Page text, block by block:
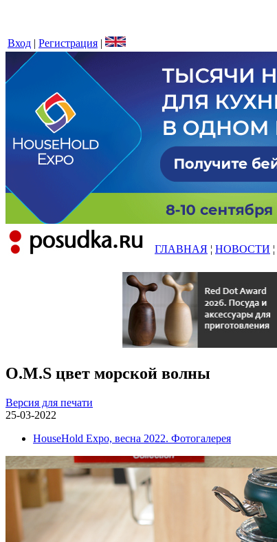
Вход | Регистрация |
ГЛАВНАЯ ¦ НОВОСТИ ¦
O.M.S цвет морской волны
Версия для печати
25-03-2022
HouseHold Expo, весна 2022. Фотогалерея